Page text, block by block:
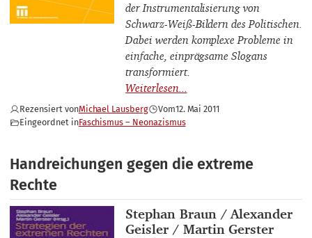
der Instrumentalisierung von
Schwarz-Weiß-Bildern des Politischen.
Dabei werden komplexe Probleme in
einfache, einprägsame Slogans
transformiert.
Rezensiert vonMichael Lausberg Vom12. Mai 2011
Eingeordnet inFaschismus – Neonazismus
Handreichungen gegen die extreme
Rechte
Buchautor_innen
Stephan Braun / Alexander
Geisler / Martin Gerster